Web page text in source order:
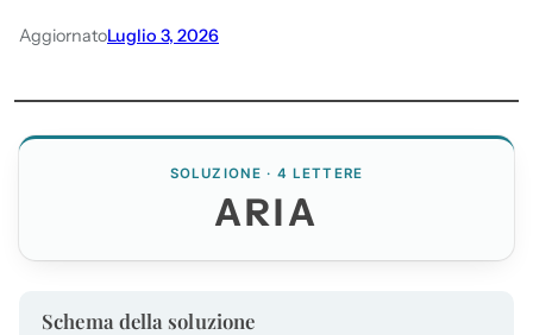
AggiornatoLuglio 3, 2026
SOLUZIONE · 4 LETTERE
ARIA
Schema della soluzione